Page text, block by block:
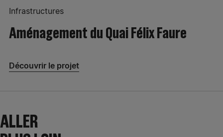
Infrastructures
Aménagement du Quai Félix Faure
Découvrir le projet
ALLER